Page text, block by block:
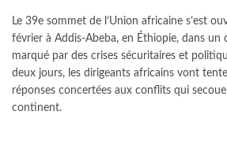
Le 39e sommet de l’Union africaine s’est
février à Addis-Abeba, en Éthiopie, dans un
marqué par des crises sécuritaires et
deux jours, les dirigeants africains vont
réponses concertées aux conflits qui
continent.